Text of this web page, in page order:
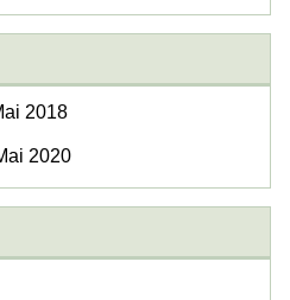
2018
2020